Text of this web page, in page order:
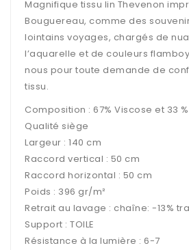
Magnifique tissu lin Thevenon
Bouguereau, comme des
lointains voyages, chargés de
l’aquarelle et de couleurs
nous pour toute demande de
tissu.
Composition : 67% Viscose et 33 %
Qualité siège
Largeur : 140 cm
Raccord vertical : 50 cm
Raccord horizontal : ​​50 cm
Poids : 396 gr/m²
Retrait au lavage : chaîne: -13%
Support : TOILE
Résistance à la lumière : ​6-7